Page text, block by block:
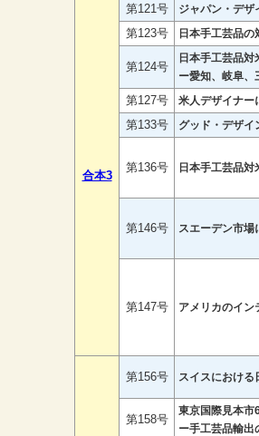
合本3
第121号
ジャパン・デザ
第123号
日本手工芸品
第124号
日本手工芸品
ー愛知、岐阜、
第127号
米人デザイナー
第133号
グッド・デザイ
第136号 日本手工芸品
第146号 スエーデン市場
第147号 アメリカのイン
第156号 スイスにおける
第158号
東京国際見本市
ー手工芸品輸出